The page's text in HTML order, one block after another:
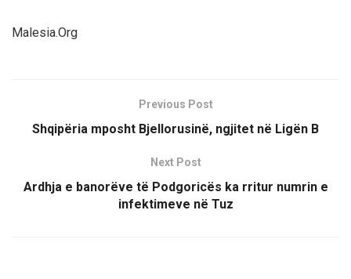
Malesia.Org
Previous Post
Shqipëria mposht Bjellorusinë, ngjitet në Ligën B
Next Post
Ardhja e banorëve të Podgoricës ka rritur numrin e
infektimeve në Tuz